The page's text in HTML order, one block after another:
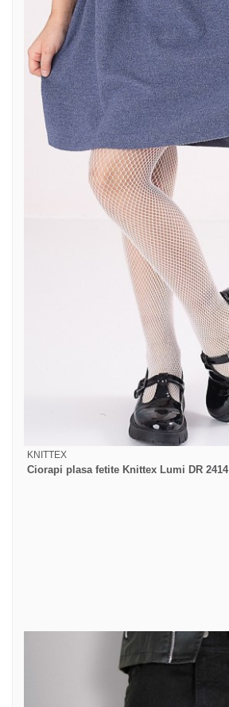
KNITTEX
Ciorapi plasa fetite Knittex Lumi DR 2414